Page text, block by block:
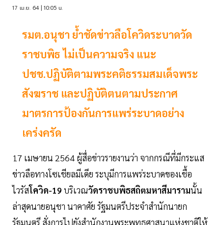
17 เม.ย. 64 | 10:05 น.
รมต.อนุชา ย้ำชัดข่าวลือโควิดระบาดวัด
ราชบพิธ ไม่เป็นความจริง แนะ
ปชช.ปฏิบัติตามพระคติธรรมสมเด็จพระ
สังฆราช และปฏิบัติตนตามประกาศ
มาตรการป้องกันการแพร่ระบาดอย่าง
เคร่งครัด
17 เมษายน 2564 ผู้สื่อข่าวรายงานว่า จากกรณีที่มีกระแส
ข่าวลือทางโซเชียลมีเดีย ระบุมีการแพร่ระบาดของเชื้อ
ไวรัสโควิด-19 บริเวณวัดราชบพิธสถิตมหาสีมารามนั้น
ล่าสุดนายอนุชา นาคาศัย รัฐมนตรีประจำสำนักนายก
รัฐมนตรี สั่งการไปยังสำนักงานพระพุทธศาสนาแห่งชาติให้